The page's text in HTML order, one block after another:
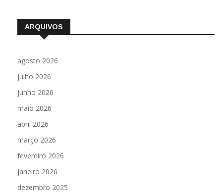
ARQUIVOS
agosto 2026
julho 2026
junho 2026
maio 2026
abril 2026
março 2026
fevereiro 2026
janeiro 2026
dezembro 2025